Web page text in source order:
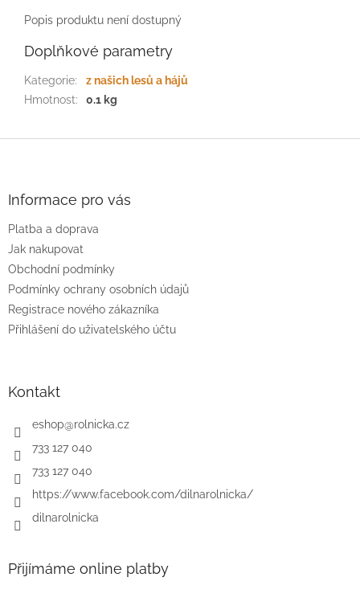
Popis produktu není dostupný
Doplňkové parametry
Kategorie:
z našich lesů a hájů
Hmotnost: 0.1 kg
Informace pro vás
Platba a doprava
Jak nakupovat
Obchodní podmínky
Podmínky ochrany osobních údajů
Registrace nového zákazníka
Přihlášení do uživatelského účtu
Kontakt
eshop@rolnicka.cz
733 127 040
733 127 040
https://www.facebook.com/dilnarolnicka/
dilnarolnicka
Přijímáme online platby